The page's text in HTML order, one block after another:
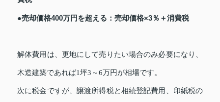
●売却価格400万円を超える：売却価格×3％＋消費税
解体費用は、更地にして売りたい場合のみ必要になり、
木造建築であれば1坪3～6万円が相場です。
次に税金ですが、譲渡所得税と相続登記費用、印紙税の